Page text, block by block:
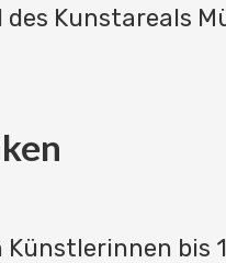
des Kunstareals
Künstlerinnen bis